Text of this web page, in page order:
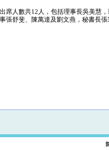
席人數共12人，包括理事長吳美慧
張舒斐、陳萬達及劉文燕，秘書長